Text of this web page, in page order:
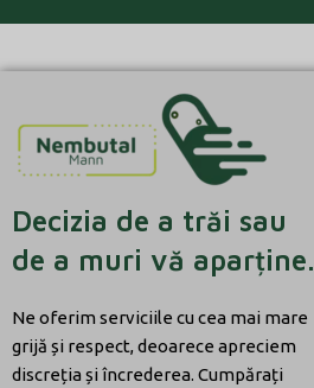
Decizia de a trăi sau
de a muri vă aparține.
Ne oferim serviciile cu cea mai mare
grijă și respect, deoarece apreciem
discreția și încrederea. Cumpărați